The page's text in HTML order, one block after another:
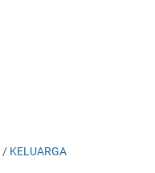
/ KELUARGA